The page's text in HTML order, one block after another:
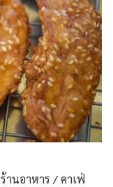
ร้านอาหาร / คาเฟ่